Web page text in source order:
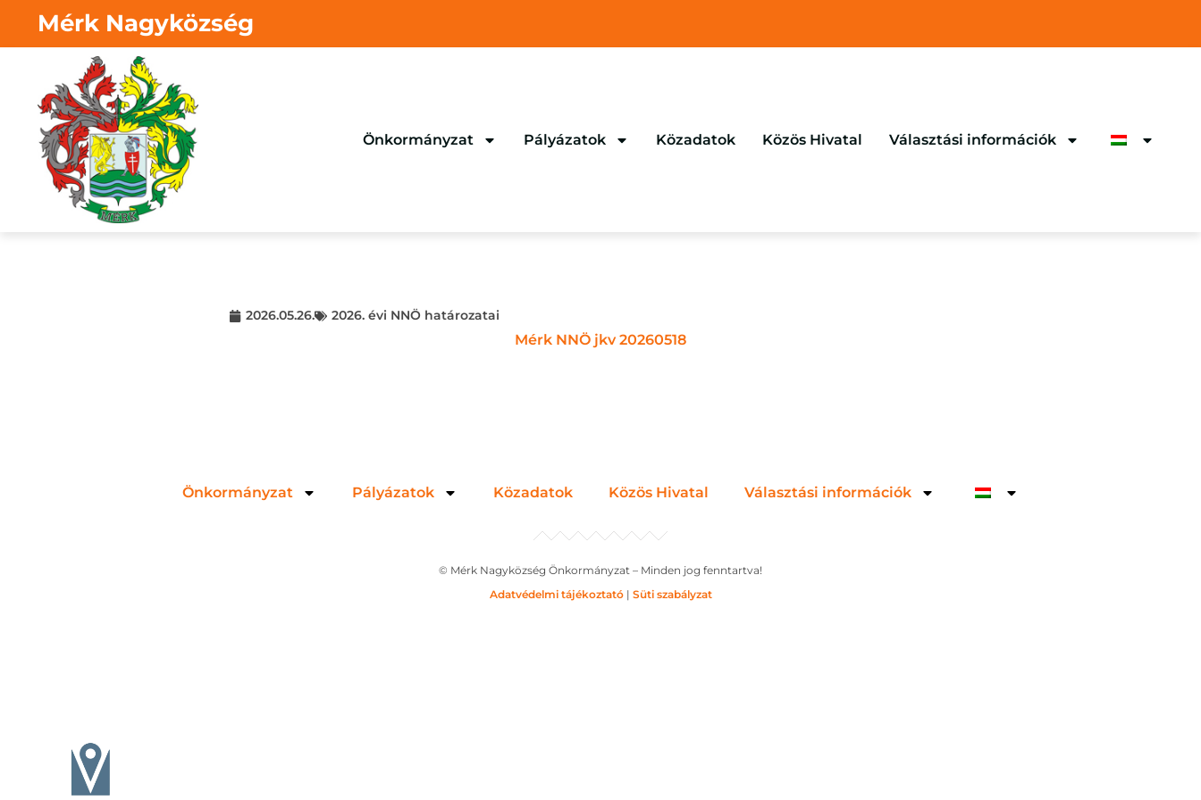
Mérk Nagyközség
Önkormányzat Pályázatok Közadatok Közös Hivatal Választási információk
2026.05.26. 2026. évi NNÖ határozatai
Mérk NNÖ jkv 20260518
Önkormányzat Pályázatok Közadatok Közös Hivatal Választási információk
© Mérk Nagyközség Önkormányzat – Minden jog fenntartva!
Adatvédelmi tájékoztató| Süti szabályzat